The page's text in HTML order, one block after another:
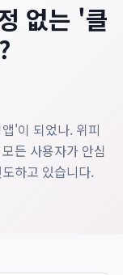
없는 '클
'이 되었나. 위피
든 사용자가 안심
하고 있습니다.